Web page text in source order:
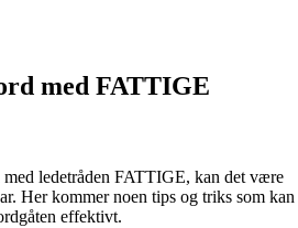
med FATTIGE
ledetråden FATTIGE, kan det være
Her kommer noen tips og triks som kan
effektivt.